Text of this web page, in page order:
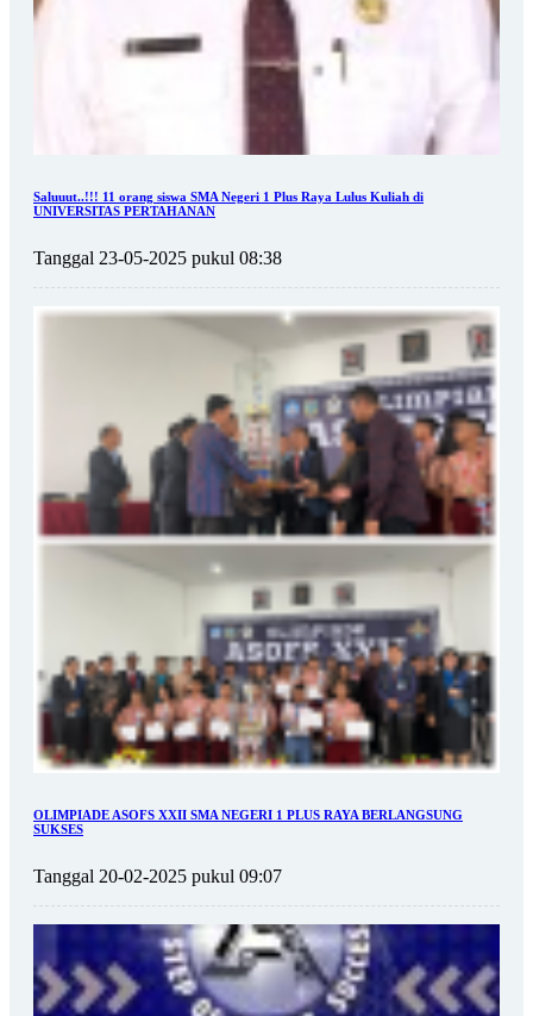
Saluuut..!!! 11 orang siswa SMA Negeri 1 Plus Raya Lulus Kuliah di
UNIVERSITAS PERTAHANAN
Tanggal 23-05-2025 pukul 08:38
OLIMPIADE ASOFS XXII SMA NEGERI 1 PLUS RAYA BERLANGSUNG
SUKSES
Tanggal 20-02-2025 pukul 09:07